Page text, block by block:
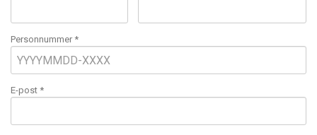
Personnummer *
E-post *